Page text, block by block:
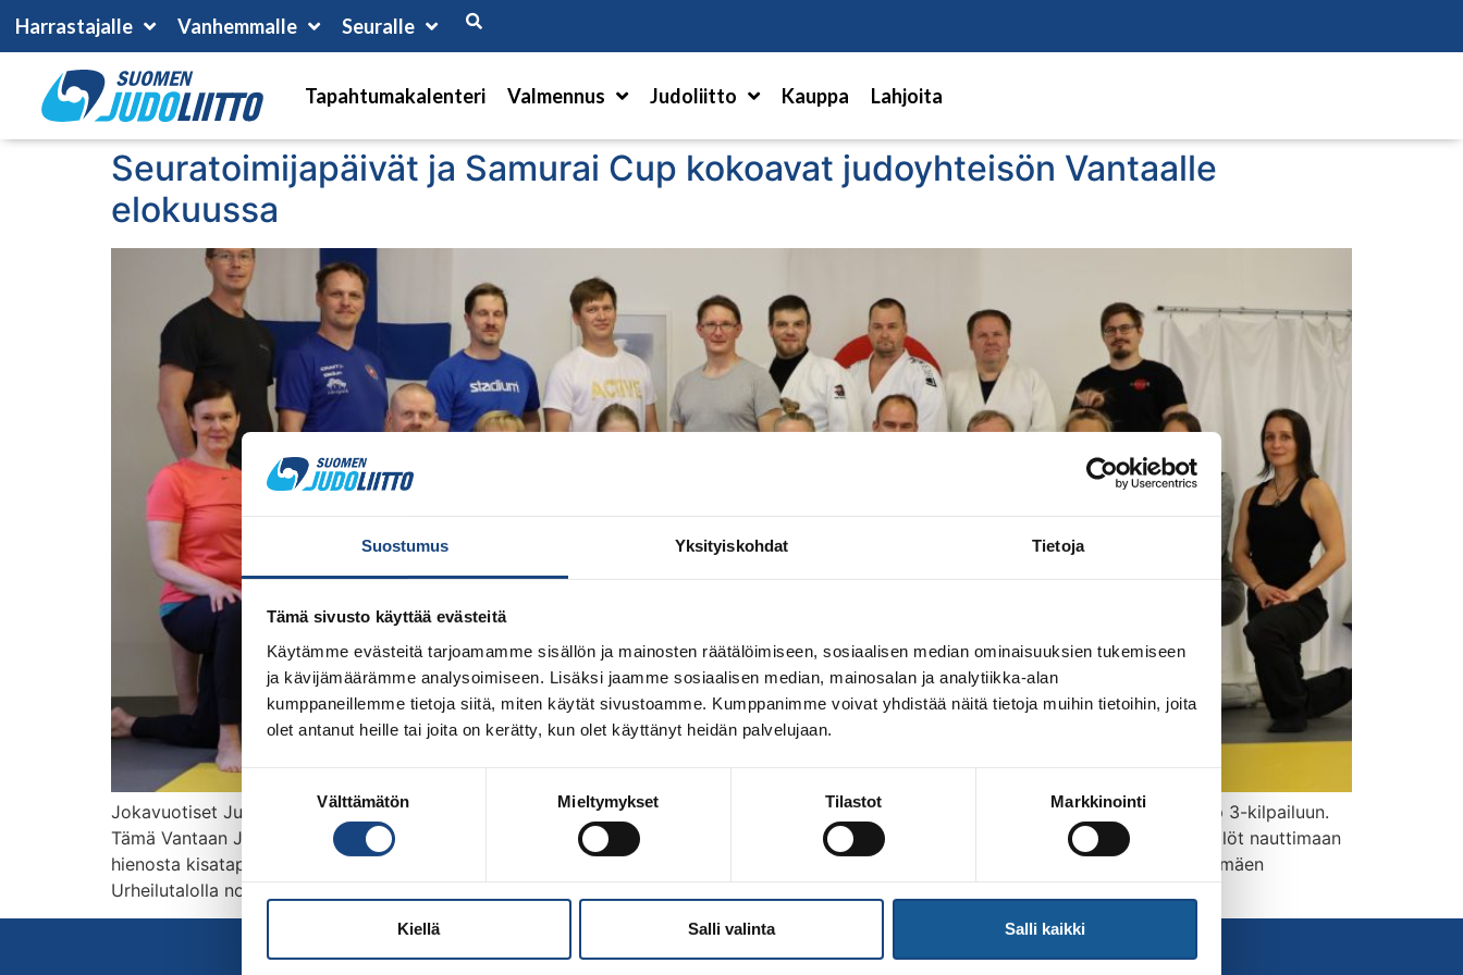
Suostumus Yksityiskohdat Tietoja
Tämä sivusto käyttää evästeitä
Käytämme evästeitä tarjoamamme sisällön ja mainosten räätälöimiseen, sosiaalisen median ominaisuuksien tukemiseen
ja kävijämäärämme analysoimiseen. Lisäksi jaamme sosiaalisen median, mainosalan ja analytiikka-alan
kumppaneillemme tietoja siitä, miten käytät sivustoamme. Kumppanimme voivat yhdistää näitä tietoja muihin tietoihin, joita
olet antanut heille tai joita on kerätty, kun olet käyttänyt heidän palvelujaan.
valinta
Välttämätön Mieltymykset Tilastot Markkinointi
Kiellä Salli valinta Salli kaikki
Harrastajalle Vanhemmalle Seuralle
Tapahtumakalenteri Valmennus Judoliitto Kauppa Lahjoita
Seuratoimijapäivät ja Samurai Cup kokoavat judoyhteisön Vantaalle
elokuussa
Jokavuotiset Judoliiton Seurajohtaja- ja seuratoimijapäivät järjestetään tänä vuonna 27.-28.8.2022 Vantaalla yhdistettynä Samurai Cup 3-kilpailuun.
Tämä Vantaan Jukaran kanssa yhteistyössä järjestettävä tapahtuma kokoaan yhteen judoseuroissa erilaisissa tehtävissä toimivat henkilöt nauttimaan
hienosta kisatapahtumasta, verkostoitumaan ja keskustelemaan ajankohtaisista asioista. Tapahtuma alkaa Samurai Cupin jälkeen Myyrmäen
Urheilutalolla noin klo 15 aikaan ja päättyy sunnuntaina noin klo 15. Tapahtuma on […]